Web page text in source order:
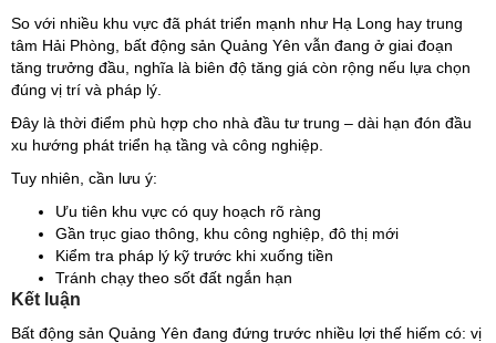
So với nhiều khu vực đã phát triển mạnh như Hạ Long hay trung
tâm Hải Phòng, bất động sản Quảng Yên vẫn đang ở giai đoạn
tăng trưởng đầu, nghĩa là biên độ tăng giá còn rộng nếu lựa chọn
đúng vị trí và pháp lý.
Đây là thời điểm phù hợp cho nhà đầu tư trung – dài hạn đón đầu
xu hướng phát triển hạ tầng và công nghiệp.
Tuy nhiên, cần lưu ý:
Ưu tiên khu vực có quy hoạch rõ ràng
Gần trục giao thông, khu công nghiệp, đô thị mới
Kiểm tra pháp lý kỹ trước khi xuống tiền
Tránh chạy theo sốt đất ngắn hạn
Kết luận
Bất động sản Quảng Yên đang đứng trước nhiều lợi thế hiếm có: vị